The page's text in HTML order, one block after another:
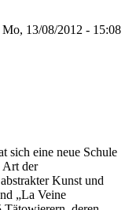
Mo, 13/08/2012 - 15:08
sich eine neue Schule
Art der
Kunst und
„La Veine